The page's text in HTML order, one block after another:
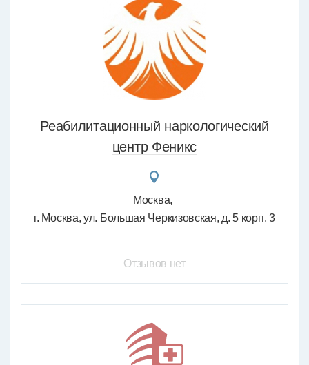
Реабилитационный наркологический
центр Феникс
Москва
г. Москва, ул. Большая Черкизовская, д. 5 корп. 3
Отзывов нет